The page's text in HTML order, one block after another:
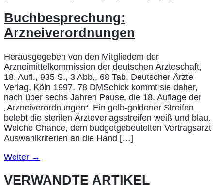
Buchbesprechung:
Arzneiverordnungen
Herausgegeben von den Mitgliedem der
Arzneimittelkommission der deutschen Ärzteschaft,
18. Aufl., 935 S., 3 Abb., 68 Tab. Deutscher Ärzte-
Verlag, Köln 1997. 78 DMSchick kommt sie daher,
nach über sechs Jahren Pause, die 18. Auflage der
„Arzneiverordnungen“. Ein gelb-goldener Streifen
belebt die sterilen Ärzteverlagsstreifen weiß und blau.
Welche Chance, dem budgetgebeutelten Vertragsarzt
Auswahlkriterien an die Hand […]
Weiter →
VERWANDTE ARTIKEL